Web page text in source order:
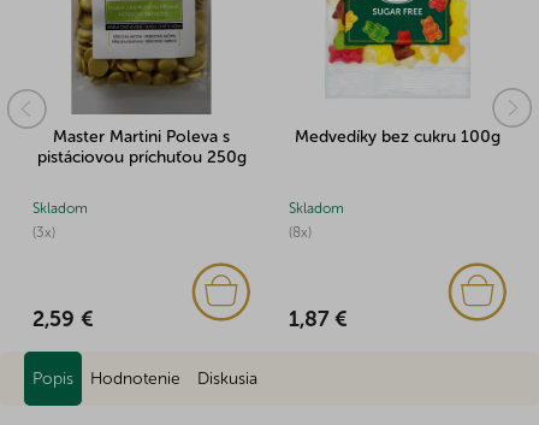
Master Martini Poleva s
pistáciovou príchuťou 250g
(3x)
Skladom
2,59 €
Medvedíky bez cukru 100g
(8x)
Skladom
1,87 €
Popis Hodnotenie Diskusia